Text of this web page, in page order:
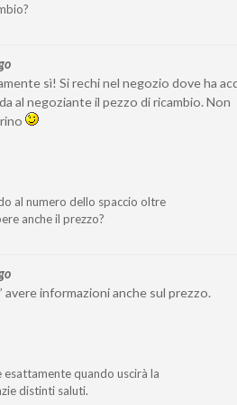
sì! Si rechi nel negozio dove ha
al negoziante il pezzo di ricambio. Non
al numero dello spaccio oltre
anche il prezzo?
avere informazioni anche sul prezzo.
quando uscirà la
distinti saluti.